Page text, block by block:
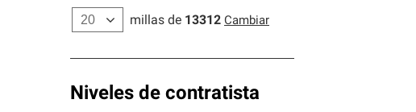
millas de 13312 Cambiar
Niveles de contratista